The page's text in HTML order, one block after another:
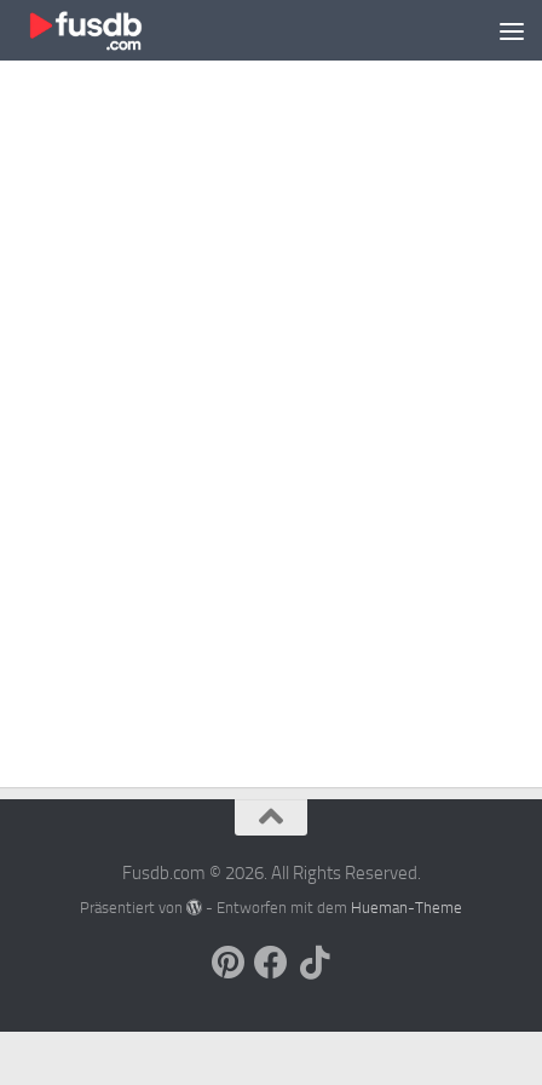
Zum Inhalt springen
Fusdb.com © 2026. All Rights Reserved.
Präsentiert von - Entworfen mit dem Hueman-Theme